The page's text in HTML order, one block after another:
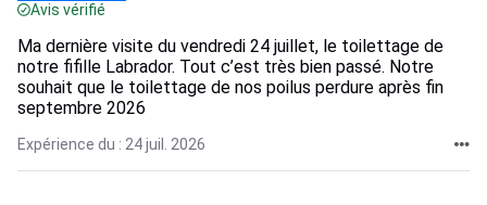
Avis vérifié
Ma dernière visite du vendredi 24 juillet, le toilettage de
notre fifille Labrador. Tout c’est très bien passé. Notre
souhait que le toilettage de nos poilus perdure après fin
septembre 2026
Expérience du : 24 juil. 2026